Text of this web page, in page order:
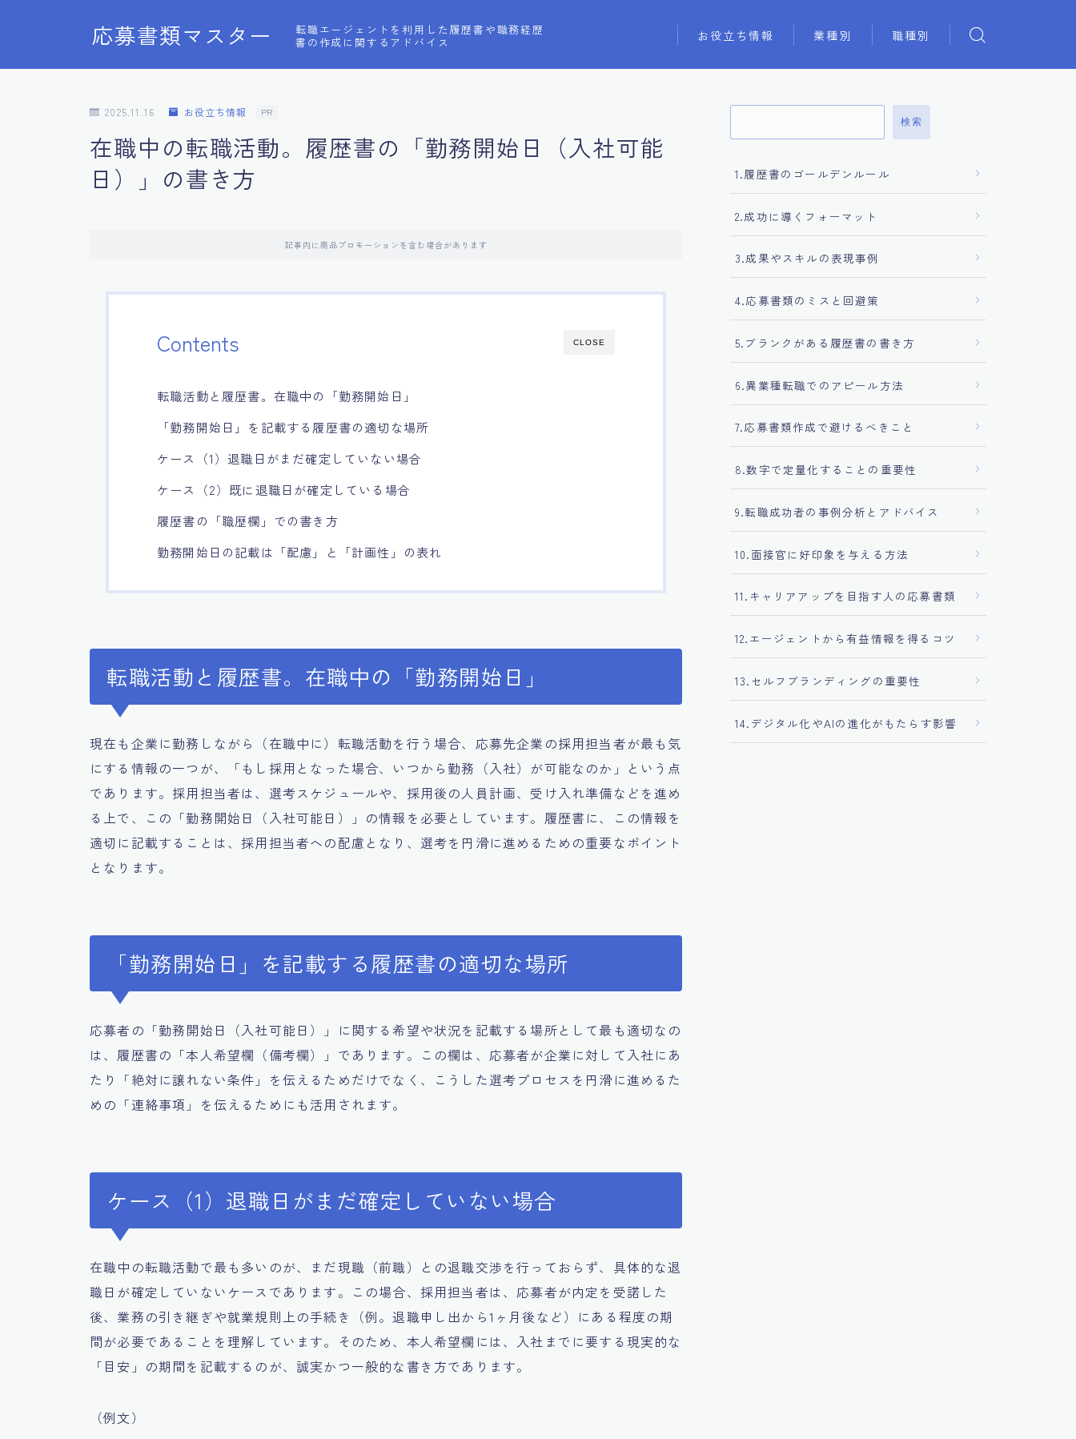
応募書類マスター
転職エージェントを利用した履歴書や職務経歴
書の作成に関するアドバイス
お役立ち情報 業種別 職種別
2025.11.16 お役立ち情報 PR
在職中の転職活動。履歴書の「勤務開始日（入社可能
日）」の書き方
記事内に商品プロモーションを含む場合があります
CLOSE
Contents
転職活動と履歴書。在職中の「勤務開始日」
「勤務開始日」を記載する履歴書の適切な場所
ケース（1）退職日がまだ確定していない場合
ケース（2）既に退職日が確定している場合
履歴書の「職歴欄」での書き方
勤務開始日の記載は「配慮」と「計画性」の表れ
転職活動と履歴書。在職中の「勤務開始日」
現在も企業に勤務しながら（在職中に）転職活動を行う場合、応募先企業の採用担当者が最も気
にする情報の一つが、「もし採用となった場合、いつから勤務（入社）が可能なのか」という点
であります。採用担当者は、選考スケジュールや、採用後の人員計画、受け入れ準備などを進め
る上で、この「勤務開始日（入社可能日）」の情報を必要としています。履歴書に、この情報を
適切に記載することは、採用担当者への配慮となり、選考を円滑に進めるための重要なポイント
となります。
「勤務開始日」を記載する履歴書の適切な場所
応募者の「勤務開始日（入社可能日）」に関する希望や状況を記載する場所として最も適切なの
は、履歴書の「本人希望欄（備考欄）」であります。この欄は、応募者が企業に対して入社にあ
たり「絶対に譲れない条件」を伝えるためだけでなく、こうした選考プロセスを円滑に進めるた
めの「連絡事項」を伝えるためにも活用されます。
ケース（1）退職日がまだ確定していない場合
在職中の転職活動で最も多いのが、まだ現職（前職）との退職交渉を行っておらず、具体的な退
職日が確定していないケースであります。この場合、採用担当者は、応募者が内定を受諾した
後、業務の引き継ぎや就業規則上の手続き（例。退職申し出から1ヶ月後など）にある程度の期
間が必要であることを理解しています。そのため、本人希望欄には、入社までに要する現実的な
「目安」の期間を記載するのが、誠実かつ一般的な書き方であります。
（例文）
検索
1.履歴書のゴールデンルール
2.成功に導くフォーマット
3.成果やスキルの表現事例
4.応募書類のミスと回避策
5.ブランクがある履歴書の書き方
6.異業種転職でのアピール方法
7.応募書類作成で避けるべきこと
8.数字で定量化することの重要性
9.転職成功者の事例分析とアドバイス
10.面接官に好印象を与える方法
11.キャリアアップを目指す人の応募書類
12.エージェントから有益情報を得るコツ
13.セルフブランディングの重要性
14.デジタル化やAIの進化がもたらす影響